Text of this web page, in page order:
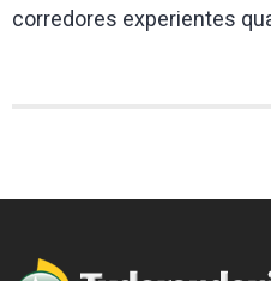
corredores experientes